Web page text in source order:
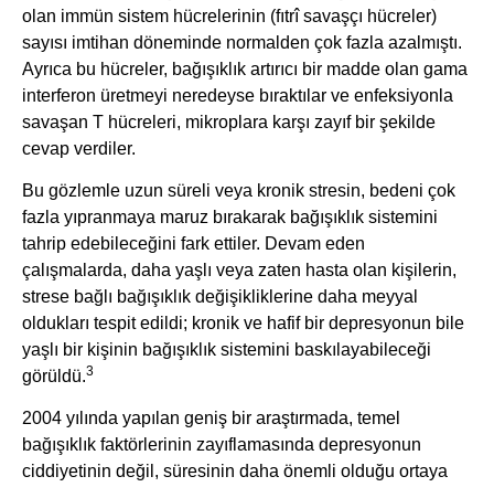
olan immün sistem hücrelerinin (fıtrî savaşçı hücreler)
sayısı imtihan döneminde normalden çok fazla azalmıştı.
Ayrıca bu hücreler, bağışıklık artırıcı bir madde olan gama
interferon üretmeyi neredeyse bıraktılar ve enfeksiyonla
savaşan T hücreleri, mikroplara karşı zayıf bir şekilde
cevap verdiler.
Bu gözlemle uzun süreli veya kronik stresin, bedeni çok
fazla yıpranmaya maruz bırakarak bağışıklık sistemini
tahrip edebileceğini fark ettiler. Devam eden
çalışmalarda, daha yaşlı veya zaten hasta olan kişilerin,
strese bağlı bağışıklık değişikliklerine daha meyyal
oldukları tespit edildi; kronik ve hafif bir depresyonun bile
yaşlı bir kişinin bağışıklık sistemini baskılayabileceği
görüldü.3
2004 yılında yapılan geniş bir araştırmada, temel
bağışıklık faktörlerinin zayıflamasında depresyonun
ciddiyetinin değil, süresinin daha önemli olduğu ortaya